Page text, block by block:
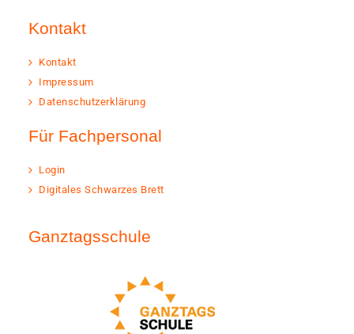
Kontakt
Kontakt
Impressum
Datenschutzerklärung
Für Fachpersonal
Login
Digitales Schwarzes Brett
Ganztagsschule